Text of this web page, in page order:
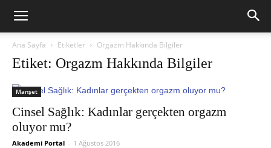
Ana Sayfa Etiketler Orgazm Hakkında Bilgiler
Etiket: Orgazm Hakkında Bilgiler
Manşet
Cinsel Sağlık: Kadınlar gerçekten orgazm
oluyor mu?
Akademi Portal - 1 Ağustos 2016